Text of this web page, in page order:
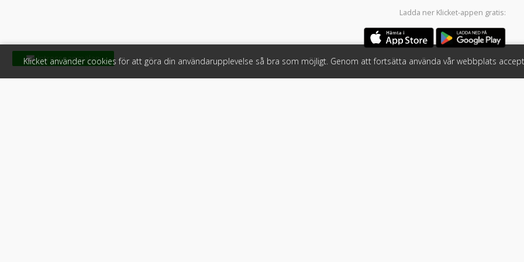
Ladda ner Klicket-appen gratis:
Klicket använder cookies för att göra din användarupplevelse så bra som möjligt. Genom att fortsätta använda vår webbplats